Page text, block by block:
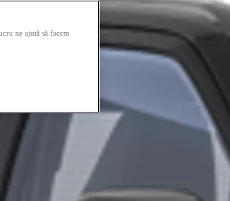
ne ajută să facem